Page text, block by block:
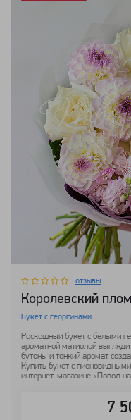
отзывы
Королевский
Букет с георгинами
Роскошный букет с белыми
ароматной матиолой
бутоны и тонкий аромат
Купить букет с
интернет-магазине «Повод
7